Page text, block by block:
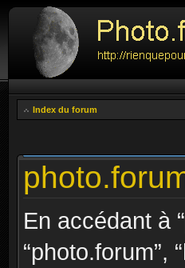
Index du forum
En accédant à
“photo.forum”,